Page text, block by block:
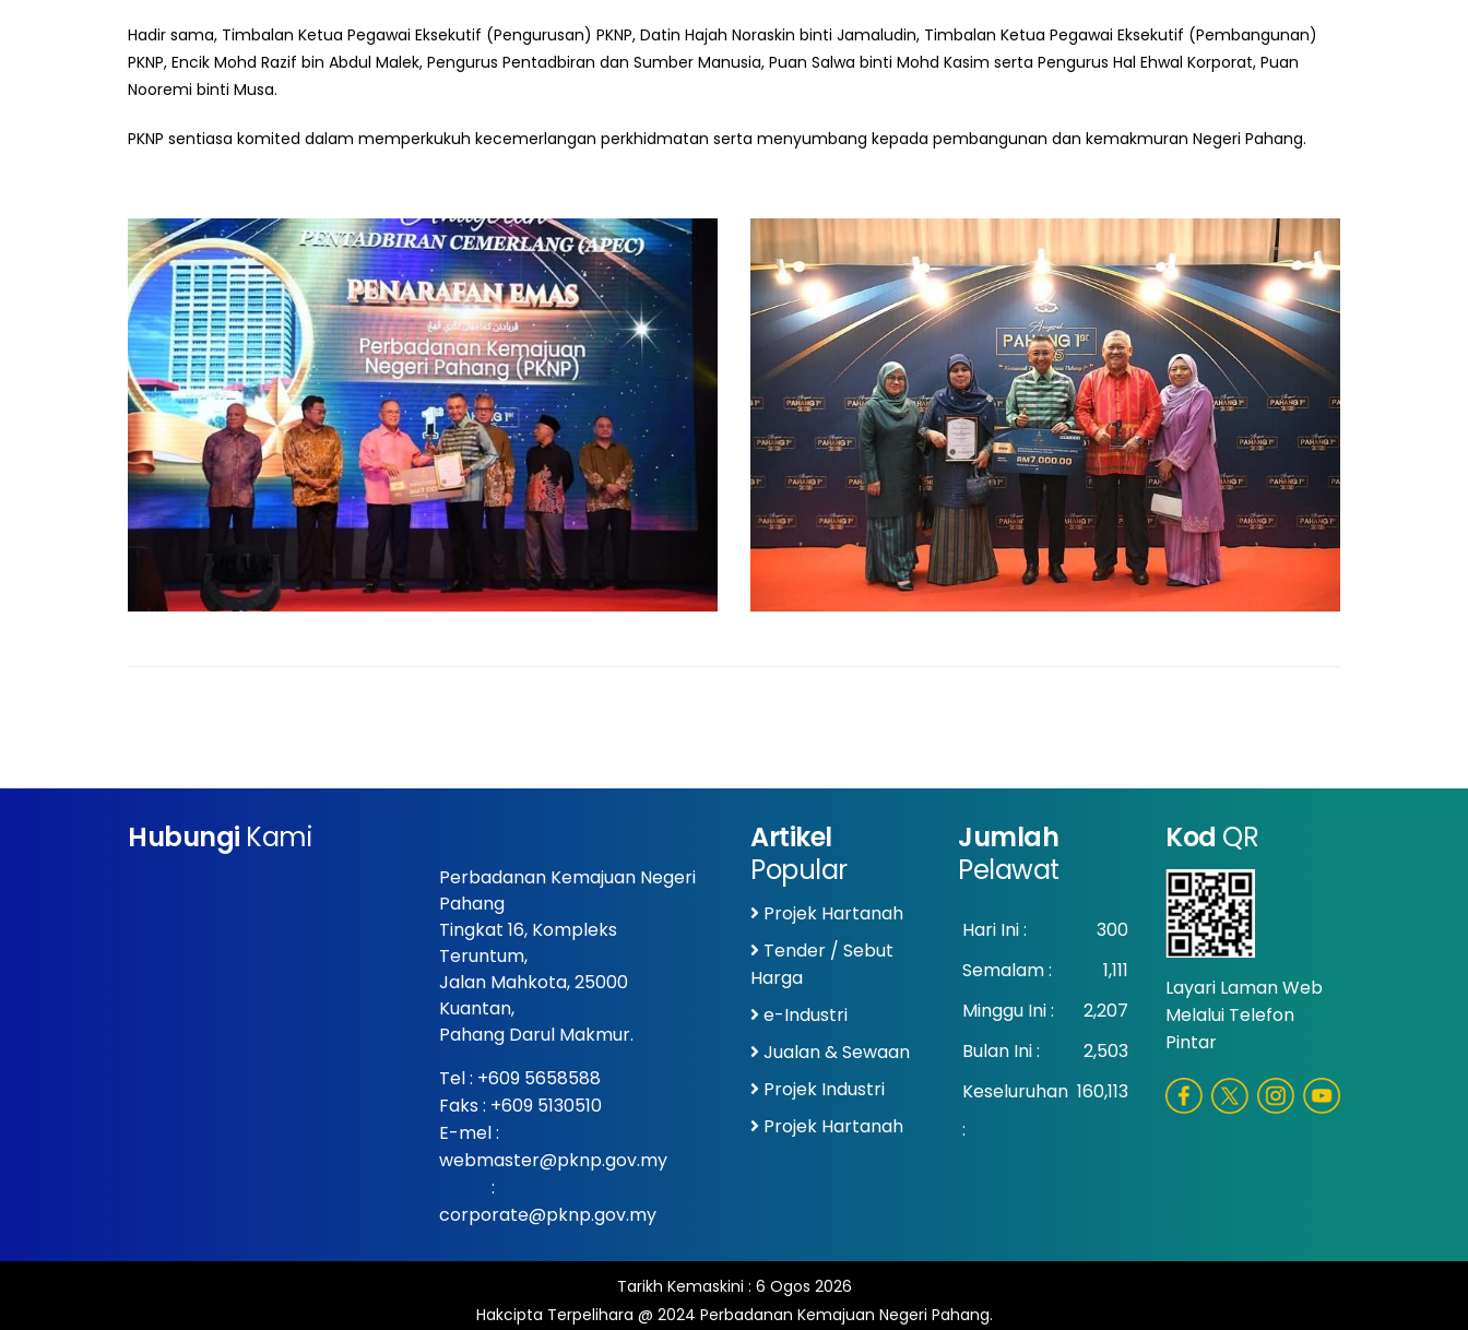
Hadir sama, Timbalan Ketua Pegawai Eksekutif (Pengurusan) PKNP, Datin Hajah Noraskin binti Jamaludin, Timbalan Ketua Pegawai Eksekutif (Pembangunan)
PKNP, Encik Mohd Razif bin Abdul Malek, Pengurus Pentadbiran dan Sumber Manusia, Puan Salwa binti Mohd Kasim serta Pengurus Hal Ehwal Korporat, Puan
Nooremi binti Musa.
PKNP sentiasa komited dalam memperkukuh kecemerlangan perkhidmatan serta menyumbang kepada pembangunan dan kemakmuran Negeri Pahang.
Hubungi Kami
Perbadanan Kemajuan Negeri
Pahang
Tingkat 16, Kompleks
Teruntum,
Jalan Mahkota, 25000
Kuantan,
Pahang Darul Makmur.
Tel : +609 5658588
Faks : +609 5130510
E-mel :
webmaster@pknp.gov.my
:
corporate@pknp.gov.my
Artikel
Popular
Projek Hartanah
Tender / Sebut
Harga
e-Industri
Jualan & Sewaan
Projek Industri
Projek Hartanah
Jumlah
Pelawat
Hari Ini :
300
Semalam :
1,111
Minggu Ini :
2,207
Bulan Ini :
2,503
Keseluruhan
:
160,113
Kod QR
Layari Laman Web
Melalui Telefon
Pintar
Tarikh Kemaskini : 6 Ogos 2026
Hakcipta Terpelihara @ 2024 Perbadanan Kemajuan Negeri Pahang.